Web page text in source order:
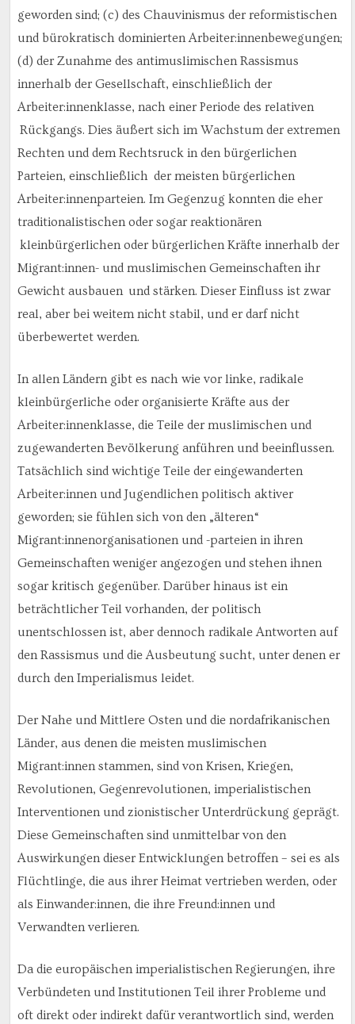
geworden sind; (c) des Chauvinismus der reformistischen
und bürokratisch dominierten Arbeiter:innenbewegungen;
(d) der Zunahme des antimuslimischen Rassismus
innerhalb der Gesellschaft, einschließlich der
Arbeiter:innenklasse, nach einer Periode des relativen
Rückgangs. Dies äußert sich im Wachstum der extremen
Rechten und dem Rechtsruck in den bürgerlichen
Parteien, einschließlich der meisten bürgerlichen
Arbeiter:innenparteien. Im Gegenzug konnten die eher
traditionalistischen oder sogar reaktionären
kleinbürgerlichen oder bürgerlichen Kräfte innerhalb der
Migrant:innen- und muslimischen Gemeinschaften ihr
Gewicht ausbauen und stärken. Dieser Einfluss ist zwar
real, aber bei weitem nicht stabil, und er darf nicht
überbewertet werden.
In allen Ländern gibt es nach wie vor linke, radikale
kleinbürgerliche oder organisierte Kräfte aus der
Arbeiter:innenklasse, die Teile der muslimischen und
zugewanderten Bevölkerung anführen und beeinflussen.
Tatsächlich sind wichtige Teile der eingewanderten
Arbeiter:innen und Jugendlichen politisch aktiver
geworden; sie fühlen sich von den „älteren“
Migrant:innenorganisationen und -parteien in ihren
Gemeinschaften weniger angezogen und stehen ihnen
sogar kritisch gegenüber. Darüber hinaus ist ein
beträchtlicher Teil vorhanden, der politisch
unentschlossen ist, aber dennoch radikale Antworten auf
den Rassismus und die Ausbeutung sucht, unter denen er
durch den Imperialismus leidet.
Der Nahe und Mittlere Osten und die nordafrikanischen
Länder, aus denen die meisten muslimischen
Migrant:innen stammen, sind von Krisen, Kriegen,
Revolutionen, Gegenrevolutionen, imperialistischen
Interventionen und zionistischer Unterdrückung geprägt.
Diese Gemeinschaften sind unmittelbar von den
Auswirkungen dieser Entwicklungen betroffen – sei es als
Flüchtlinge, die aus ihrer Heimat vertrieben werden, oder
als Einwander:innen, die ihre Freund:innen und
Verwandten verlieren.
Da die europäischen imperialistischen Regierungen, ihre
Verbündeten und Institutionen Teil ihrer Probleme und
oft direkt oder indirekt dafür verantwortlich sind, werden